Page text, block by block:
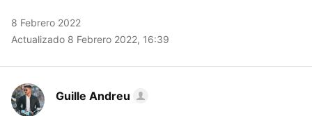
8 Febrero 2022
Actualizado 8 Febrero 2022, 16:39
Guille Andreu